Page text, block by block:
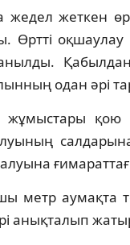
жедел жеткен
Өртті оқшаулау
одан әрі
жұмыстары
метр аумақта
анықталып